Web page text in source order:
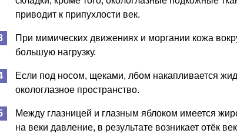
приводит к припухлости век.
При мимических движениях и моргании кожа
большую нагрузку.
Если под носом, щеками, лбом накапливается
окологлазное пространство.
Между глазницей и глазным яблоком имеется
на веки давление, в результате возникает отёк